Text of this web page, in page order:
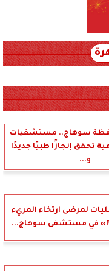
سوهاج.. مستشفيات
تحقق إنجازًا طبيًا جديدًا
و...
أول 3 عمليات لمرضى ارتخاء المريء